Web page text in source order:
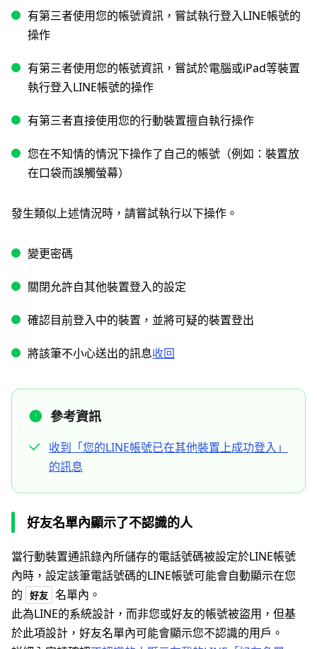
有第三者使用您的帳號資訊，嘗試執行登入LINE帳號的
操作
有第三者使用您的帳號資訊，嘗試於電腦或iPad等裝置
執行登入LINE帳號的操作
有第三者直接使用您的行動裝置擅自執行操作
您在不知情的情況下操作了自己的帳號（例如：裝置放
在口袋而誤觸螢幕）
發生類似上述情況時，請嘗試執行以下操作。
變更密碼
關閉允許自其他裝置登入的設定
確認目前登入中的裝置，並將可疑的裝置登出
將該筆不小心送出的訊息收回
參考資訊
收到「您的LINE帳號已在其他裝置上成功登入」
的訊息
好友名單內顯示了不認識的人
當行動裝置通訊錄內所儲存的電話號碼被設定於LINE帳號
內時，設定該筆電話號碼的LINE帳號可能會自動顯示在您
的
好友 名單內。
此為LINE的系統設計，而非您或好友的帳號被盜用，但基
於此項設計，好友名單內可能會顯示您不認識的用戶。